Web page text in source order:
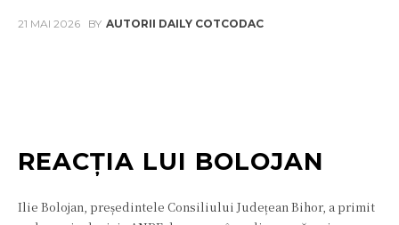
21 MAI 2026 BY AUTORII DAILY COTCODAC
REACȚIA LUI BOLOJAN
Ilie Bolojan, președintele Consiliului Județean Bihor, a primit